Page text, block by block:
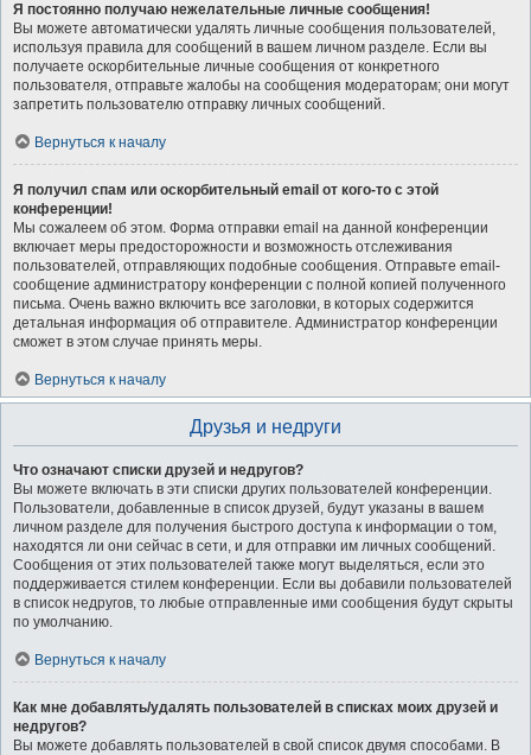
Я постоянно получаю нежелательные личные сообщения!
Вы можете автоматически удалять личные сообщения пользователей,
используя правила для сообщений в вашем личном разделе. Если вы
получаете оскорбительные личные сообщения от конкретного
пользователя, отправьте жалобы на сообщения модераторам; они могут
запретить пользователю отправку личных сообщений.
Вернуться к началу
Я получил спам или оскорбительный email от кого-то с этой
конференции!
Мы сожалеем об этом. Форма отправки email на данной конференции
включает меры предосторожности и возможность отслеживания
пользователей, отправляющих подобные сообщения. Отправьте email-
сообщение администратору конференции с полной копией полученного
письма. Очень важно включить все заголовки, в которых содержится
детальная информация об отправителе. Администратор конференции
сможет в этом случае принять меры.
Вернуться к началу
Друзья и недруги
Что означают списки друзей и недругов?
Вы можете включать в эти списки других пользователей конференции.
Пользователи, добавленные в список друзей, будут указаны в вашем
личном разделе для получения быстрого доступа к информации о том,
находятся ли они сейчас в сети, и для отправки им личных сообщений.
Сообщения от этих пользователей также могут выделяться, если это
поддерживается стилем конференции. Если вы добавили пользователей
в список недругов, то любые отправленные ими сообщения будут скрыты
по умолчанию.
Вернуться к началу
Как мне добавлять/удалять пользователей в списках моих друзей и
недругов?
Вы можете добавлять пользователей в свой список двумя способами. В